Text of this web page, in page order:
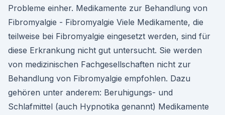
Probleme einher. Medikamente zur Behandlung von
Fibromyalgie - Fibromyalgie Viele Medikamente, die
teilweise bei Fibromyalgie eingesetzt werden, sind für
diese Erkrankung nicht gut untersucht. Sie werden
von medizinischen Fachgesellschaften nicht zur
Behandlung von Fibromyalgie empfohlen. Dazu
gehören unter anderem: Beruhigungs- und
Schlafmittel (auch Hypnotika genannt) Medikamente